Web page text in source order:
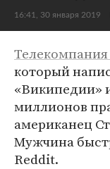
16:41, 30 января 2019
Телекомпания
который
«Википедии»
миллионов
американец
Мужчина
Reddit.